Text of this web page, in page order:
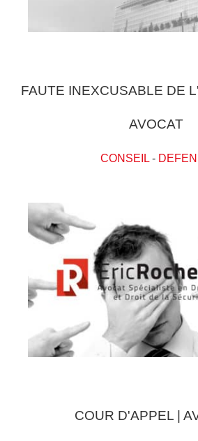
FAUTE INEXCUSABLE DE
AVOCAT
CONSEIL-
COUR D'APPEL |